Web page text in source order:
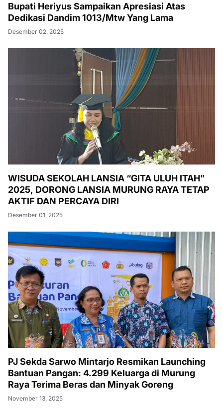
Bupati Heriyus Sampaikan Apresiasi Atas
Dedikasi Dandim 1013/Mtw Yang Lama
Desember 02, 2025
WISUDA SEKOLAH LANSIA “GITA ULUH ITAH”
2025, DORONG LANSIA MURUNG RAYA TETAP
AKTIF DAN PERCAYA DIRI
Desember 01, 2025
PJ Sekda Sarwo Mintarjo Resmikan Launching
Bantuan Pangan: 4.299 Keluarga di Murung
Raya Terima Beras dan Minyak Goreng
November 13, 2025